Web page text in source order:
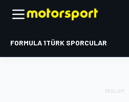
FORMULA 1TÜRK SPORCULAR